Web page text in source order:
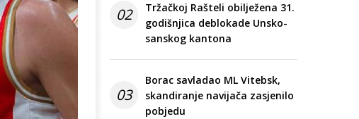
02
Tržačkoj Rašteli obilježena 31.
godišnjica deblokade Unsko-
sanskog kantona
03
Borac savladao ML Vitebsk,
skandiranje navijača zasjenilo
pobjedu